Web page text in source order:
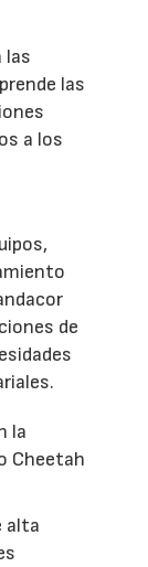
las
las
a los
de
la
Cheetah
alta